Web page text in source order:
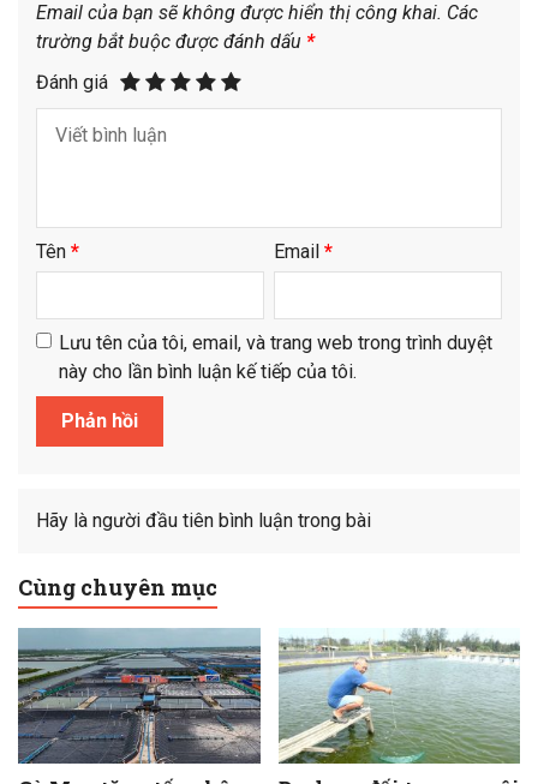
Email của bạn sẽ không được hiển thị công khai. Các
trường bắt buộc được đánh dấu *
Đánh giá
Tên * Email *
Lưu tên của tôi, email, và trang web trong trình duyệt
này cho lần bình luận kế tiếp của tôi.
Hãy là người đầu tiên bình luận trong bài
Cùng chuyên mục